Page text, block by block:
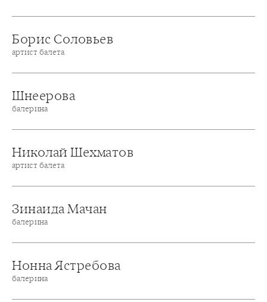
Борис Соловьев
артист балета
Шнеерова
балерина
Николай Шехматов
артист балета
Зинаида Мачан
балерина
Нонна Ястребова
балерина